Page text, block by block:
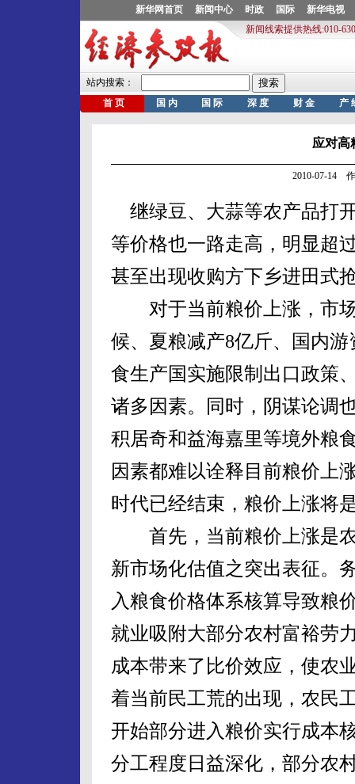
应对高
2010-07-14
继绿豆、大蒜等农产品打
等价格也一路走高，明显超
甚至出现收购方下乡进田式
对于当前粮价上涨，市场
候、夏粮减产8亿斤、国内
食生产国实施限制出口政策
诸多因素。同时，阴谋论
积居奇和益海嘉里等境外粮
因素都难以诠释目前粮价上
时代已经结束，粮价上涨将
首先，当前粮价上涨是农
新市场化估值之突出表征。
入粮食价格体系核算导致粮
就业吸附大部分农村富裕劳
成本带来了比价效应，使农
着当前民工荒的出现，农民
开始部分进入粮价实行成本
分工程度日益深化，部分农